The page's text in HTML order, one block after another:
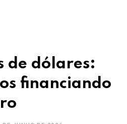
de dólares:
financiando